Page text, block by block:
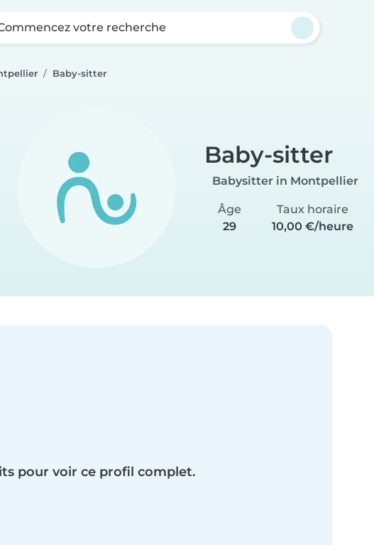
votre recherche
Baby-sitter
Baby-sitter
Babysitter in Montpellier
Âge
29
Taux horaire
10,00 €/heure
pour voir ce profil complet.